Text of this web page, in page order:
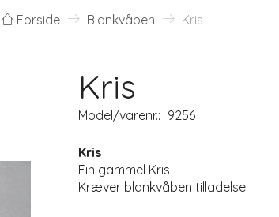
Forside Blankvåben Kris
Kris
Model/varenr.: 9256
Kris
Fin gammel Kris
Kræver blankvåben tilladelse